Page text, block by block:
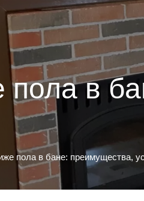
в
пола в бане: преимущества,